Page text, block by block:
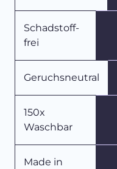
Schadstoff-
frei
Geruchsneutral
150x
Waschbar
Made in